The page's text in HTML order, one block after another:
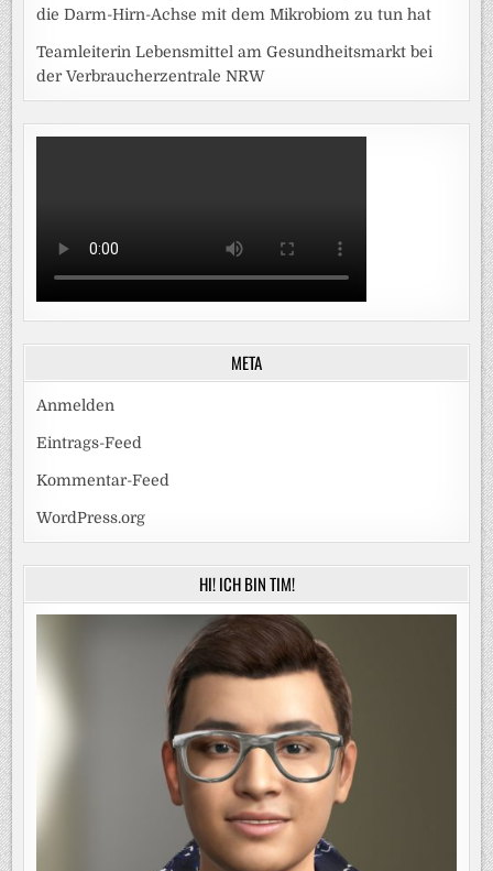
die Darm-Hirn-Achse mit dem Mikrobiom zu tun hat
Teamleiterin Lebensmittel am Gesundheitsmarkt bei
der Verbraucherzentrale NRW
META
Anmelden
Eintrags-Feed
Kommentar-Feed
WordPress.org
HI! ICH BIN TIM!